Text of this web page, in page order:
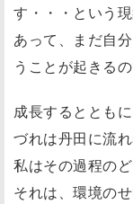
す・・・という
あって、まだ自
うことが起きるの
成長するととも
づれは丹田に流
私はその過程の
それは、環境の